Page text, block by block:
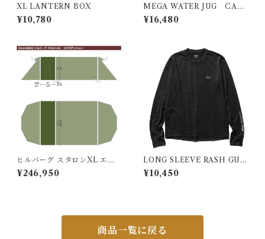
XL LANTERN BOX
¥10,780
MEGA WATER JUG CARG
O
¥16,480
ヒルバーグ スタロンXL エク
ステンション タクティカ
ル ポールセット
¥246,950
LONG SLEEVE RASH GUA
RD/ロングスリーブ ラッシュ
ガード ブラック
¥10,450
商品一覧に戻る